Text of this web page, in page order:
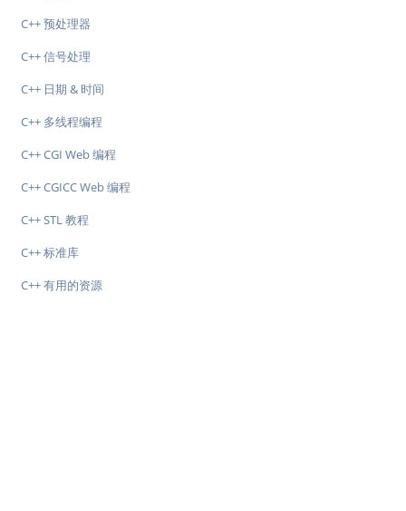
C++ 预处理器
C++ 信号处理
C++ 日期 & 时间
C++ 多线程编程
C++ CGI Web 编程
C++ CGICC Web 编程
C++ STL 教程
C++ 标准库
C++ 有用的资源